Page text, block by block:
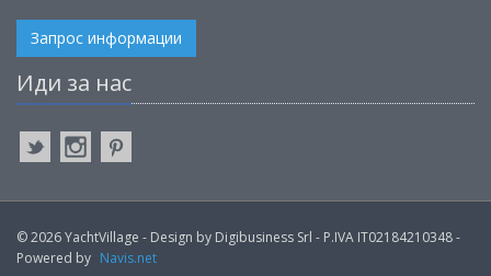
Запрос информации
Иди за нас
© 2026 YachtVillage - Design by Digibusiness Srl - P.IVA IT02184210348 -
Powered by Navis.net